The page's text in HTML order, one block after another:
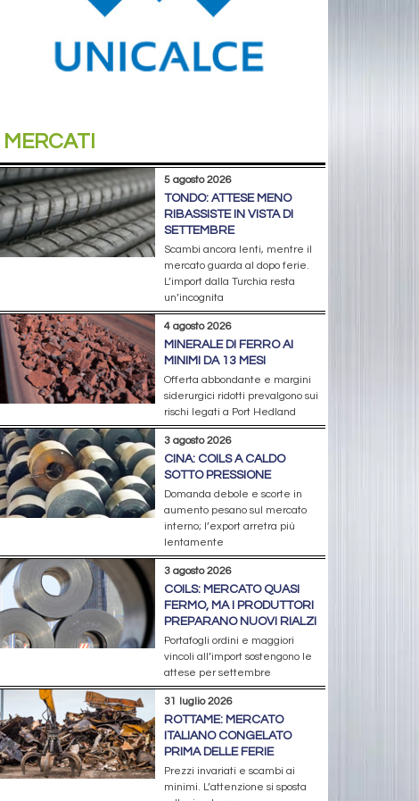
MERCATI
5 agosto 2026
TONDO: ATTESE MENO
RIBASSISTE IN VISTA DI
SETTEMBRE
Scambi ancora lenti, mentre il
mercato guarda al dopo ferie.
L’import dalla Turchia resta
un’incognita
4 agosto 2026
MINERALE DI FERRO AI
MINIMI DA 13 MESI
Offerta abbondante e margini
siderurgici ridotti prevalgono sui
rischi legati a Port Hedland
3 agosto 2026
CINA: COILS A CALDO
SOTTO PRESSIONE
Domanda debole e scorte in
aumento pesano sul mercato
interno; l’export arretra più
lentamente
3 agosto 2026
COILS: MERCATO QUASI
FERMO, MA I PRODUTTORI
PREPARANO NUOVI RIALZI
Portafogli ordini e maggiori
vincoli all’import sostengono le
attese per settembre
31 luglio 2026
ROTTAME: MERCATO
ITALIANO CONGELATO
PRIMA DELLE FERIE
Prezzi invariati e scambi ai
minimi. L’attenzione si sposta